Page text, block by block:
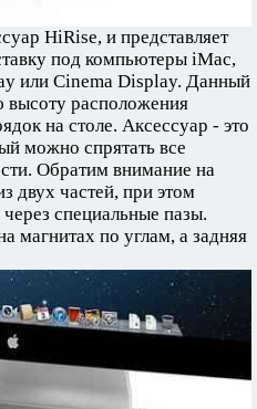
HiRise, и представляет
под компьютеры iMac,
или Cinema Display. Данный
высоту расположения
на столе. Аксессуар - это
можно спрятать все
Обратим внимание на
двух частей, при этом
специальные пазы.
магнитах по углам, а задняя